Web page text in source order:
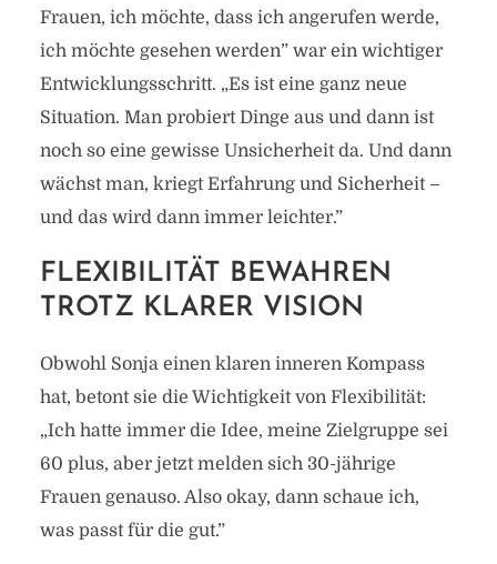
Frauen, ich möchte, dass ich angerufen werde,
ich möchte gesehen werden” war ein wichtiger
Entwicklungsschritt. „Es ist eine ganz neue
Situation. Man probiert Dinge aus und dann ist
noch so eine gewisse Unsicherheit da. Und dann
wächst man, kriegt Erfahrung und Sicherheit –
und das wird dann immer leichter.”
FLEXIBILITÄT BEWAHREN
TROTZ KLARER VISION
Obwohl Sonja einen klaren inneren Kompass
hat, betont sie die Wichtigkeit von Flexibilität:
„Ich hatte immer die Idee, meine Zielgruppe sei
60 plus, aber jetzt melden sich 30-jährige
Frauen genauso. Also okay, dann schaue ich,
was passt für die gut.”